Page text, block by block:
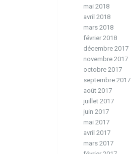
mai 2018
avril 2018
mars 2018
février 2018
décembre 2017
novembre 2017
octobre 2017
septembre 2017
août 2017
juillet 2017
juin 2017
mai 2017
avril 2017
mars 2017